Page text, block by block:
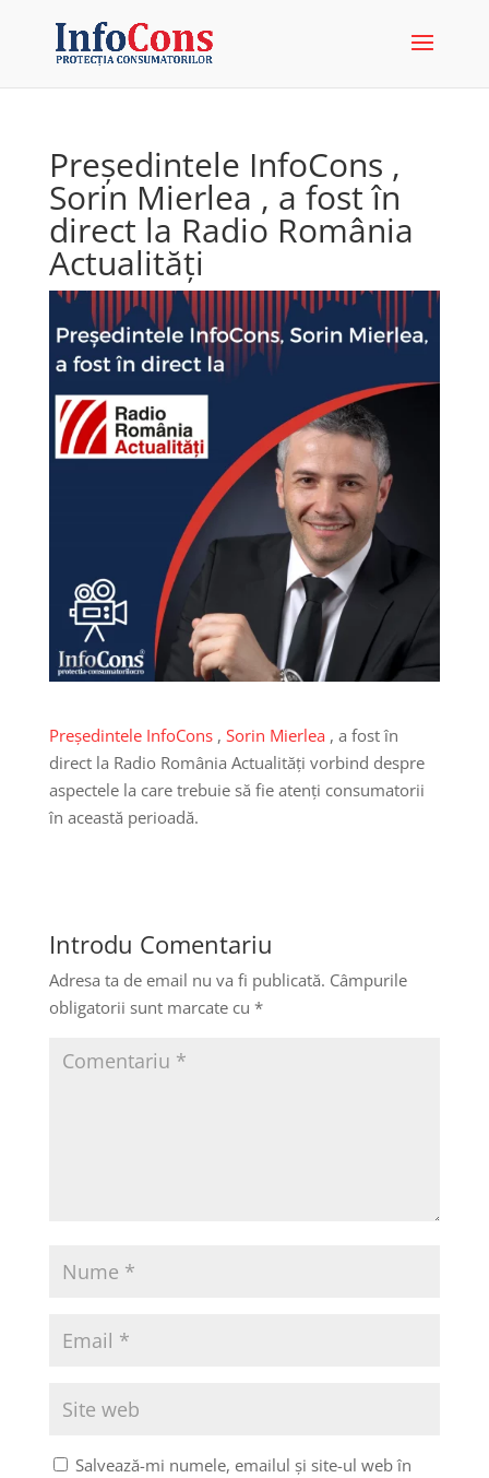
Președintele InfoCons ,
Sorin Mierlea , a fost în
direct la Radio România
Actualități
Președintele InfoCons, Sorin Mierlea , a fost în
direct la Radio România Actualități vorbind despre
aspectele la care trebuie să fie atenți consumatorii
în această perioadă.
Introdu Comentariu
Adresa ta de email nu va fi publicată. Câmpurile
obligatorii sunt marcate cu *
Salvează-mi numele, emailul și site-ul web în